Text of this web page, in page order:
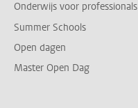
Onderwijs voor professionals
Summer Schools
Open dagen
Master Open Dag